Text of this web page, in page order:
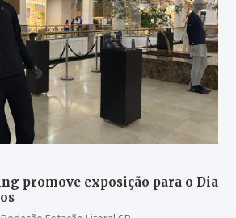
promove exposição para o Dia